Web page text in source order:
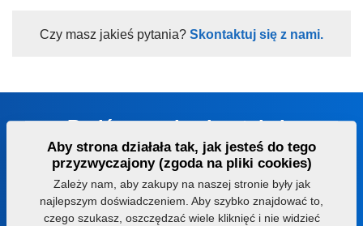
Czy masz jakieś pytania? Skontaktuj się z nami.
Bądź z nami w kontakcie
Doradzimy Ci w wyborze odpowiedniej maszyny lub
technologii
+420 491 450 111
Aby strona działała tak, jak jesteś do tego
przyzwyczajony (zgoda na pliki cookies)
Zależy nam, aby zakupy na naszej stronie były jak
najlepszym doświadczeniem. Aby szybko znajdować to,
czego szukasz, oszczędzać wiele kliknięć i nie widzieć